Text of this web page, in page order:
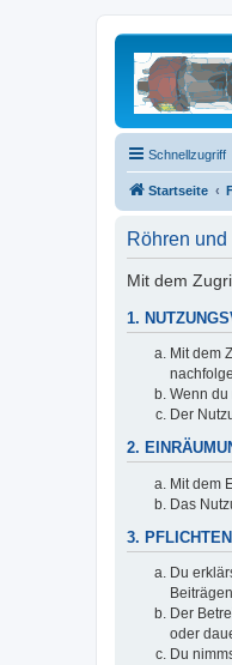
Schnellzugriff
Startseite
Röhren
Mit dem
1.
Mit dem
Wenn
Der
2.
Mit dem
Das
3.
Du
Der
oder
Du